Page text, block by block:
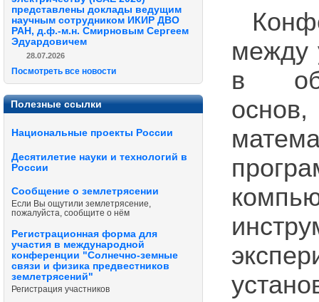
представлены доклады ведущим
научным сотрудником ИКИР ДВО
РАН, д.ф.-м.н. Смирновым Сергеем
Эдуардовичем
28.07.2026
Посмотреть все новости
Полезные ссылки
Национальные проекты России
Десятилетие науки и технологий в
России
Сообщение о землетрясении
Если Вы ощутили землетрясение,
пожалуйста, сообщите о нём
Регистрационная форма для
участия в международной
конференции "Солнечно-земные
связи и физика предвестников
землетрясений"
Регистрация участников
между
в